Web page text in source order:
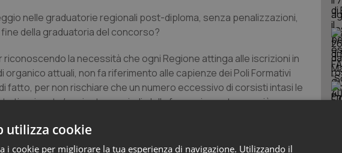
nelle graduatorie regionali post-diploma, senza penalizzazioni,
della graduatoria del concorso?
la necessità che ogni Regione attinga alle iscrizioni in
attuali, non fa riferimento alle capienze dei Poli Formativi
fatto, per non rischiare che un numero eccessivo di corsisti intasi le
tirocinante/paziente e, quindi, della formazione stessa; ciò
dalla Conferenza delle Regioni sull’abrogazione di ogni
e indiscriminata di circa ulteriori 6000 medici in eccesso nei
utilizza cookie
i cookie per migliorare la tua esperienza di navigazione. Utilizzando il